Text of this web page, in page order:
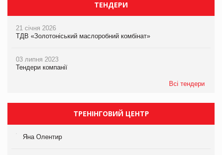
ТЕНДЕРИ
21 січня 2026
ТДВ «Золотоніський маслоробний комбінат»
03 липня 2023
Тендери компанії
Всі тендери
ТРЕНІНГОВИЙ ЦЕНТР
Яна Олентир